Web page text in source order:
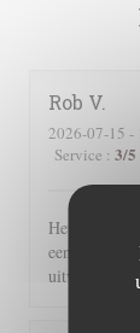
Rob V
2026-07-15 -
Service : 3/5
Het eten en
een uur na
uitverkocht.